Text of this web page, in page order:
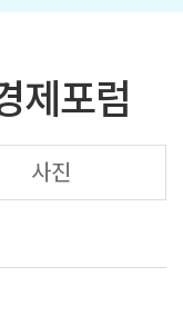
제포럼
사진